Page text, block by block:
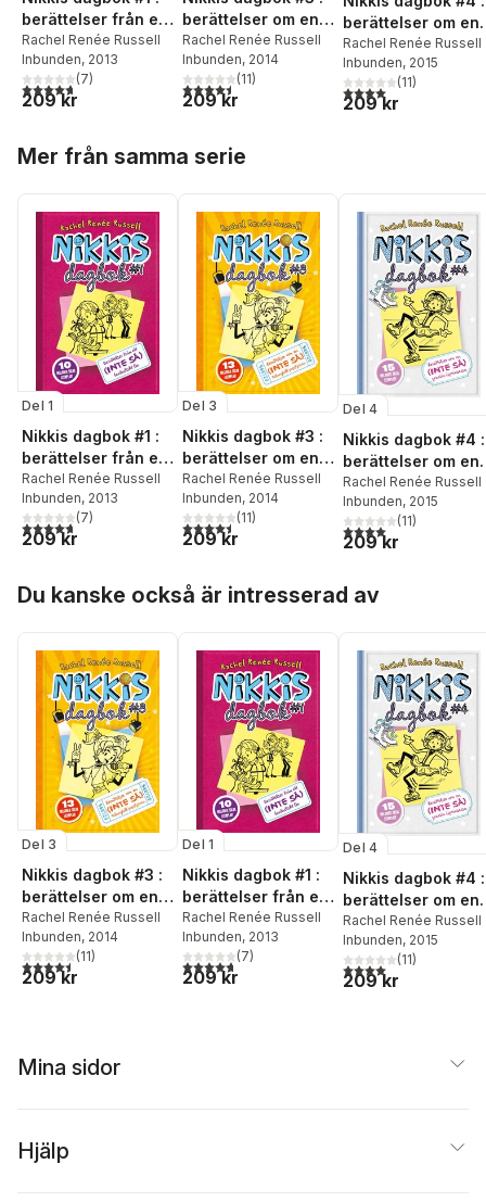
berättelser från ett
(inte så) fantastiskt
liv
Rachel Renée Russell
Inbunden, 2013
4,7utav 5 stjärnor. Totalt antal röster:
(7)
209 kr
berättelser om en
(inte så) talangfull
popstjärna
Rachel Renée Russell
Inbunden, 2014
4,5utav 5 stjärnor. Totalt antal röster:
(11)
209 kr
berättelser om en
(inte så) graciös
skridskoprinsessa
Rachel Renée Russell
Inbunden, 2015
4,0utav 5 stjärnor.
(11)
209 kr
Mer från samma serie
Del 1
Nikkis dagbok #1 :
berättelser från ett
(inte så) fantastiskt
liv
Rachel Renée Russell
Inbunden, 2013
4,7utav 5 stjärnor. Totalt antal röster:
(7)
209 kr
Del 3
Nikkis dagbok #3 :
berättelser om en
(inte så) talangfull
popstjärna
Rachel Renée Russell
Inbunden, 2014
4,5utav 5 stjärnor. Totalt antal röster:
(11)
209 kr
Del 4
Nikkis dagbok #4 :
berättelser om en
(inte så) graciös
skridskoprinsessa
Rachel Renée Russell
Inbunden, 2015
4,0utav 5 stjärnor.
(11)
209 kr
Du kanske också är intresserad av
Del 3
Nikkis dagbok #3 :
berättelser om en
(inte så) talangfull
popstjärna
Rachel Renée Russell
Inbunden, 2014
4,5utav 5 stjärnor. Totalt antal röster:
(11)
209 kr
Del 1
Nikkis dagbok #1 :
berättelser från ett
(inte så) fantastiskt
liv
Rachel Renée Russell
Inbunden, 2013
4,7utav 5 stjärnor. Totalt antal röster:
(7)
209 kr
Del 4
Nikkis dagbok #4 :
berättelser om en
(inte så) graciös
skridskoprinsessa
Rachel Renée Russell
Inbunden, 2015
4,0utav 5 stjärnor.
(11)
209 kr
Mina sidor
Hjälp